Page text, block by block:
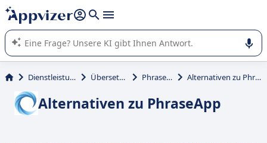
beantworten (mehrere Zeilen mit
Die KI von Appvizer führt Sie bei der Nutzung oder Auswahl
von SaaS-Software in Unternehmen.
Dienstleistungen Übersetzung PhraseApp Alternativen zu PhraseApp
Alternativen zu PhraseApp